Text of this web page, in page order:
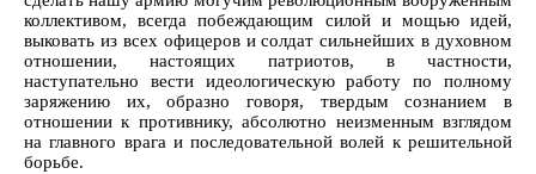
коллективом, всегда побеждающим силой и мощью идей,
выковать из всех офицеров и солдат сильнейших в духовном
отношении, настоящих патриотов, в частности,
наступательно вести идеологическую работу по полному
заряжению их, образно говоря, твердым сознанием в
отношении к противнику, абсолютно неизменным взглядом
на главного врага и последовательной волей к решительной
борьбе.